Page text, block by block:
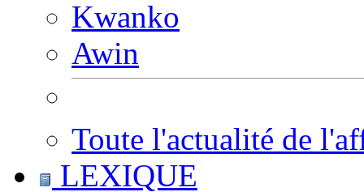
Kwanko
Awin
Toute l'actualité de
LEXIQUE